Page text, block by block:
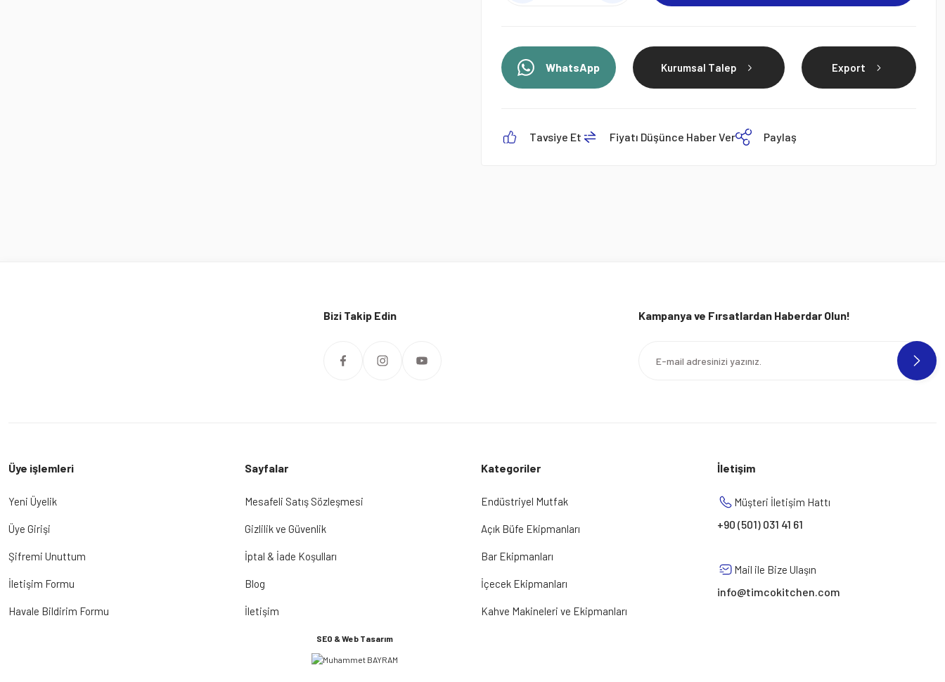
WhatsApp Kurumsal Talep Export
Tavsiye Et Fiyatı Düşünce Haber Ver Paylaş
Bizi Takip Edin Kampanya ve Fırsatlardan Haberdar Olun!
Üye işlemleri
Yeni Üyelik
Üye Girişi
Şifremi Unuttum
İletişim Formu
Havale Bildirim Formu
Sayfalar
Mesafeli Satış Sözleşmesi
Gizlilik ve Güvenlik
İptal & İade Koşulları
Blog
İletişim
Kategoriler
Endüstriyel Mutfak
Açık Büfe Ekipmanları
Bar Ekipmanları
İçecek Ekipmanları
Kahve Makineleri ve Ekipmanları
SEO & Web Tasarım
İletişim
Müşteri İletişim Hattı
+90 (501) 031 41 61
Mail ile Bize Ulaşın
info@timcokitchen.com